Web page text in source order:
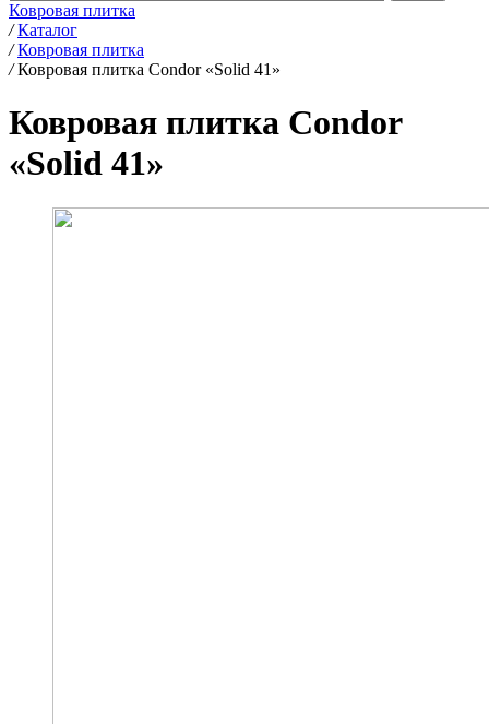
Ковровая плитка
/ Каталог
/ Ковровая плитка
/ Ковровая плитка Condor «Solid 41»
Ковровая плитка Condor
«Solid 41»